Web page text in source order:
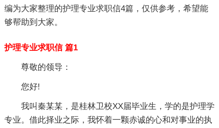
编为大家整理的护理专业求职信4篇，仅供参考，希望能
够帮助到大家。
护理专业求职信 篇1
尊敬的领导：
您好!
我叫秦某某，是桂林卫校XX届毕业生，学的是护理学
专业。借此择业之际，我怀着一颗赤诚的心和对事业的执